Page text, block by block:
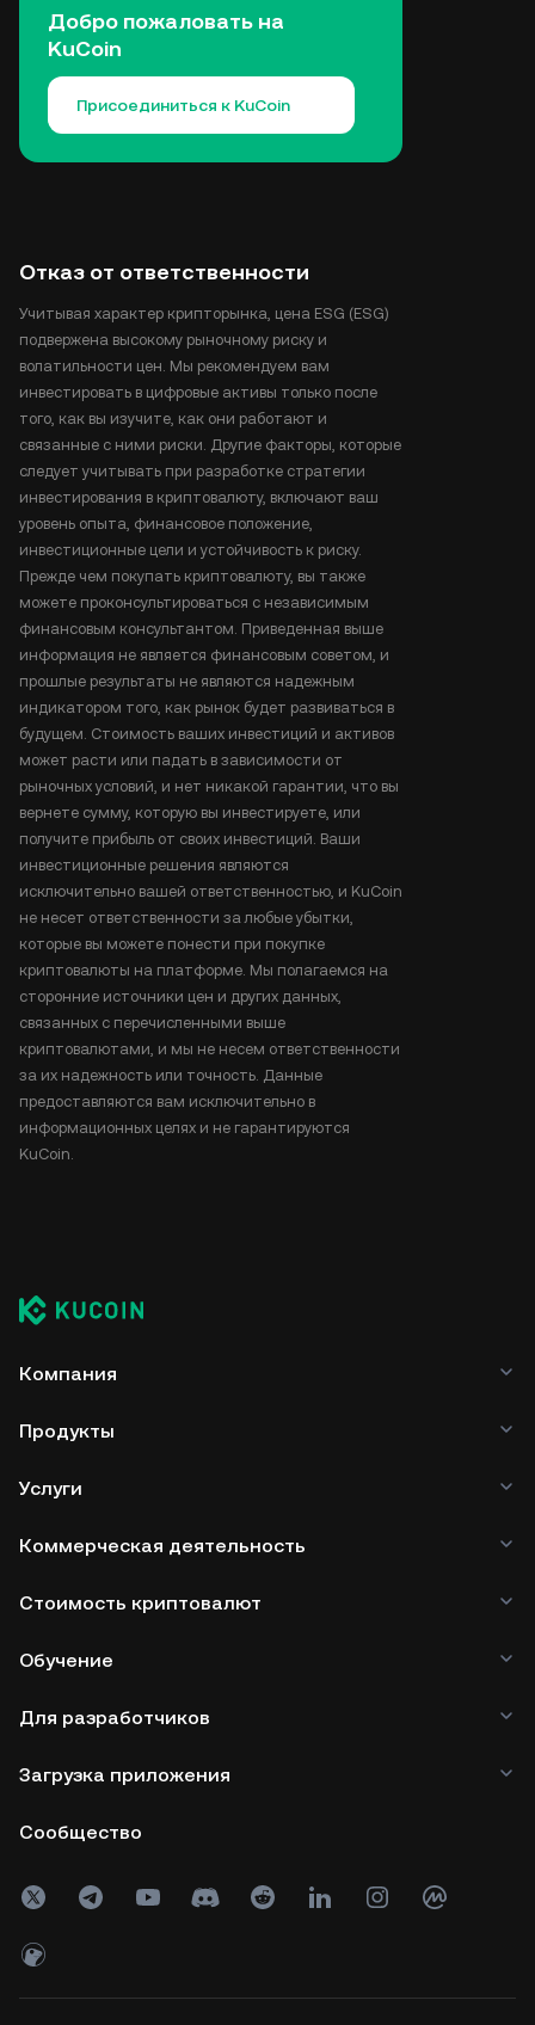
Добро пожаловать на
KuCoin
Присоединиться к KuCoin
Отказ от ответственности
Учитывая характер крипторынка, цена ESG (ESG)
подвержена высокому рыночному риску и
волатильности цен. Мы рекомендуем вам
инвестировать в цифровые активы только после
того, как вы изучите, как они работают и
связанные с ними риски. Другие факторы, которые
следует учитывать при разработке стратегии
инвестирования в криптовалюту, включают ваш
уровень опыта, финансовое положение,
инвестиционные цели и устойчивость к риску.
Прежде чем покупать криптовалюту, вы также
можете проконсультироваться с независимым
финансовым консультантом. Приведенная выше
информация не является финансовым советом, и
прошлые результаты не являются надежным
индикатором того, как рынок будет развиваться в
будущем. Стоимость ваших инвестиций и активов
может расти или падать в зависимости от
рыночных условий, и нет никакой гарантии, что вы
вернете сумму, которую вы инвестируете, или
получите прибыль от своих инвестиций. Ваши
инвестиционные решения являются
исключительно вашей ответственностью, и KuCoin
не несет ответственности за любые убытки,
которые вы можете понести при покупке
криптовалюты на платформе. Мы полагаемся на
сторонние источники цен и других данных,
связанных с перечисленными выше
криптовалютами, и мы не несем ответственности
за их надежность или точность. Данные
предоставляются вам исключительно в
информационных целях и не гарантируются
KuCoin.
Компания
Продукты
Услуги
Коммерческая деятельность
Стоимость криптовалют
Обучение
Для разработчиков
Загрузка приложения
Сообщество